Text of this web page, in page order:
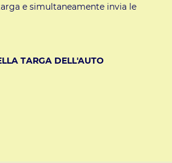
e simultaneamente invia le
TARGA DELL'AUTO